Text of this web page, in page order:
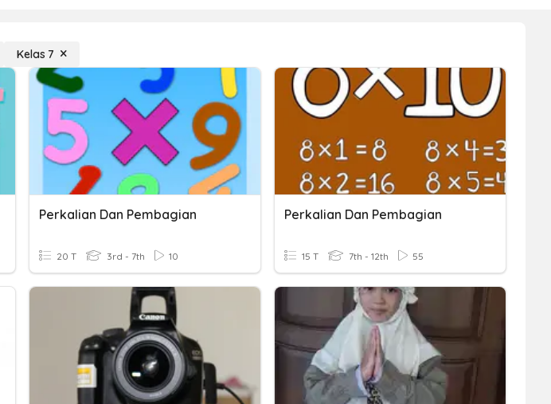
Kelas 7
Perkalian Dan Pembagian
20 T 3rd - 7th 10
Perkalian Dan Pembagian
15 T 7th - 12th 55